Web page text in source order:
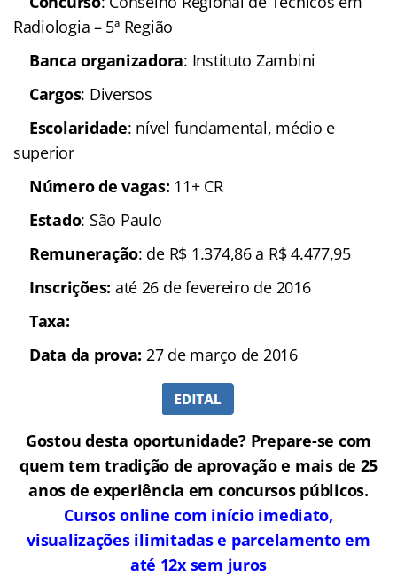
Radiologia – 5ª Região
Banca organizadora: Instituto Zambini
Cargos: Diversos
Escolaridade: nível fundamental, médio e
superior
Número de vagas: 11+ CR
Estado: São Paulo
Remuneração: de R$ 1.374,86 a R$ 4.477,95
Inscrições: até 26 de fevereiro de 2016
Taxa:
Data da prova: 27 de março de 2016
Gostou desta oportunidade? Prepare-se com
quem tem tradição de aprovação e mais de 25
anos de experiência em concursos públicos.
Cursos online com início imediato,
visualizações ilimitadas e parcelamento em
até 12x sem juros